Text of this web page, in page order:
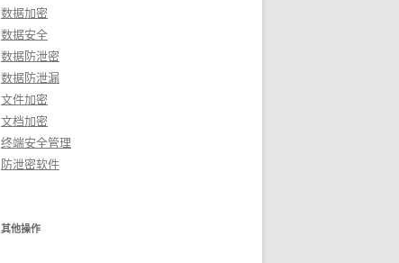
数据加密
数据安全
数据防泄密
数据防泄漏
文件加密
文档加密
终端安全管理
防泄密软件
其他操作